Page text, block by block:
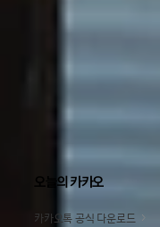
콘텐츠를 통해 이용자들
오늘의 카카오
카카오톡 공식 다운로드